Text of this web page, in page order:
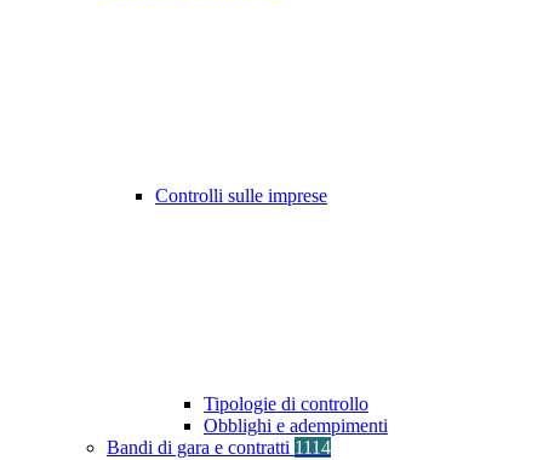
Controlli sulle imprese
Tipologie di controllo
Obblighi e adempimenti
Bandi di gara e contratti 1114